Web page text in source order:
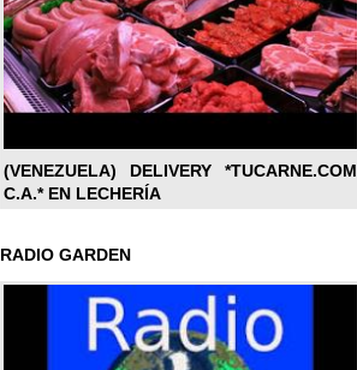
(VENEZUELA) DELIVERY *TUCARNE.COM
C.A.* EN LECHERÍA
RADIO GARDEN